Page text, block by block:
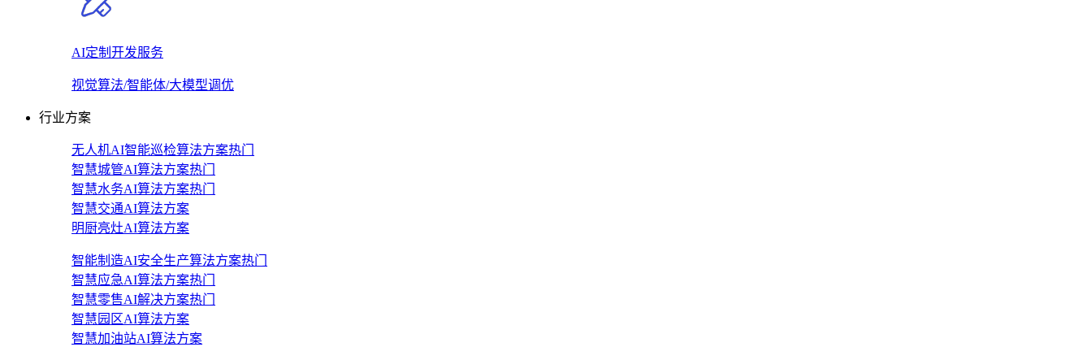
AI定制开发服务
视觉算法/智能体/大模型调优
行业方案
无人机AI智能巡检算法方案热门
智慧城管AI算法方案热门
智慧水务AI算法方案热门
智慧交通AI算法方案
明厨亮灶AI算法方案
智能制造AI安全生产算法方案热门
智慧应急AI算法方案热门
智慧零售AI解决方案热门
智慧园区AI算法方案
智慧加油站AI算法方案